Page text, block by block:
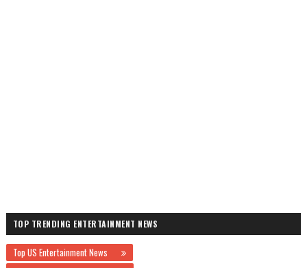
TOP TRENDING ENTERTAINMENT NEWS
Top US Entertainment News